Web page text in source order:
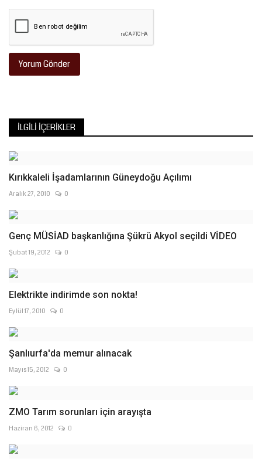
Yorum Gönder
İLGILI İÇERIKLER
Kırıkkaleli İşadamlarının Güneydoğu Açılımı
Aralık 27, 2010 0
Genç MÜSİAD başkanlığına Şükrü Akyol seçildi VİDEO
Şubat 19, 2012 0
Elektrikte indirimde son nokta!
Eylül 17, 2010 0
Şanlıurfa'da memur alınacak
Mayıs 15, 2012 0
ZMO Tarım sorunları için arayışta
Haziran 6, 2012 0